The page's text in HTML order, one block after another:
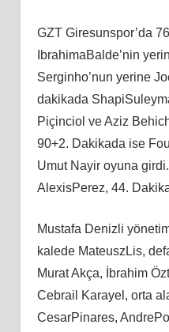
GZT Giresunspor’da
IbrahimaBalde’nin
Serginho’nun yerine
dakikada
Piçinciol ve Aziz
90+2. Dakikada ise
Umut Nayir oyuna
AlexisPerez, 44.
Mustafa Denizli
kalede MateuszLis,
Murat Akça, İbrahim
Cebrail Karayel, orta
CesarPinares,